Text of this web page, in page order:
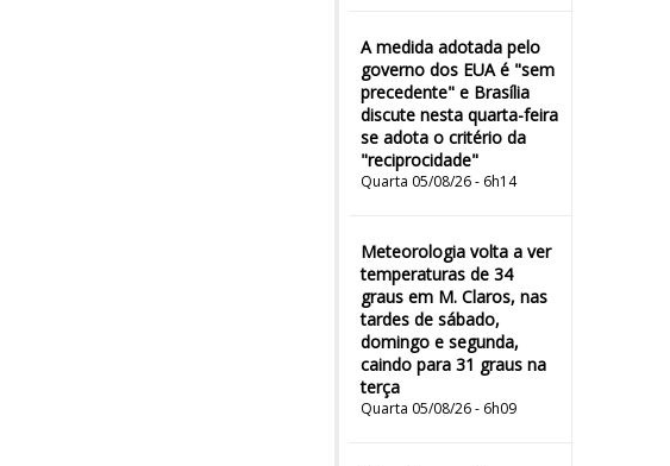
A medida adotada pelo
governo dos EUA é "sem
precedente" e Brasília
discute nesta quarta-feira
se adota o critério da
"reciprocidade"
Quarta 05/08/26 - 6h14
Meteorologia volta a ver
temperaturas de 34
graus em M. Claros, nas
tardes de sábado,
domingo e segunda,
caindo para 31 graus na
terça
Quarta 05/08/26 - 6h09